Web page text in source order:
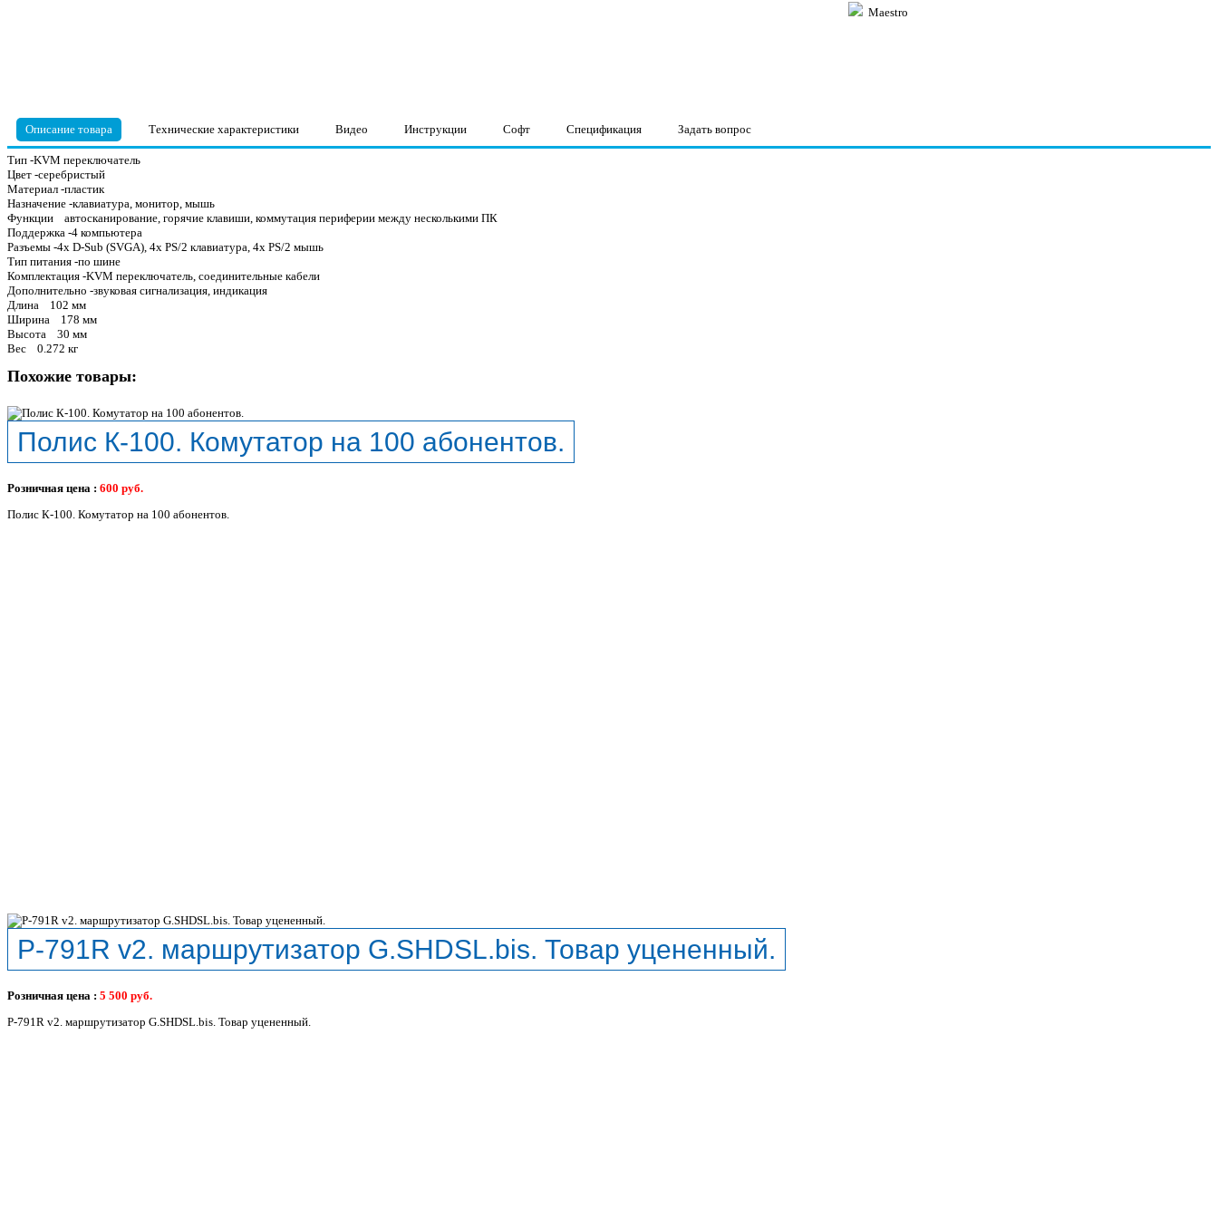
Maestro
Описание товара Технические характеристики Видео Инструкции Софт Спецификация Задать вопрос
Тип -KVM переключатель
Цвет -серебристый
Материал -пластик
Назначение -клавиатура, монитор, мышь
Функции автосканирование, горячие клавиши, коммутация периферии между несколькими ПК
Поддержка -4 компьютера
Разъемы -4х D-Sub (SVGA), 4х PS/2 клавиатура, 4х PS/2 мышь
Тип питания -по шине
Комплектация -KVM переключатель, соединительные кабели
Дополнительно -звуковая сигнализация, индикация
Длина 102 мм
Ширина 178 мм
Высота 30 мм
Вес 0.272 кг
Похожие товары:
Полис К-100. Комутатор на 100 абонентов.
Розничная цена : 600 руб.
Полис К-100. Комутатор на 100 абонентов.
P-791R v2. маршрутизатор G.SHDSL.bis. Товар уцененный.
Розничная цена : 5 500 руб.
P-791R v2. маршрутизатор G.SHDSL.bis. Товар уцененный.